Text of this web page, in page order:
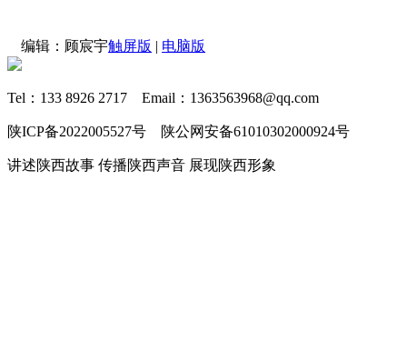
编辑：顾宸宇触屏版 | 电脑版
Tel：133 8926 2717 Email：1363563968@qq.com
陕ICP备2022005527号 陕公网安备61010302000924号
讲述陕西故事 传播陕西声音 展现陕西形象